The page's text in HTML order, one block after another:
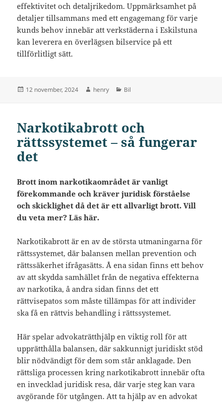
effektivitet och detaljrikedom. Uppmärksamhet på
detaljer tillsammans med ett engagemang för varje
kunds behov innebär att verkstäderna i Eskilstuna
kan leverera en överlägsen bilservice på ett
tillförlitligt sätt.
Postat
12 november, 2024 Författare
henry Kategorier
Bil
Narkotikabrott och
rättssystemet – så fungerar
det
Brott inom narkotikaområdet är vanligt
förekommande och kräver juridisk förståelse
och skicklighet då det är ett allvarligt brott. Vill
du veta mer? Läs här.
Narkotikabrott är en av de största utmaningarna för
rättssystemet, där balansen mellan prevention och
rättssäkerhet ifrågasätts. Å ena sidan finns ett behov
av att skydda samhället från de negativa effekterna
av narkotika, å andra sidan finns det ett
rättvisepatos som måste tillämpas för att individer
ska få en rättvis behandling i rättssystemet.
Här spelar advokaträtthjälp en viktig roll för att
upprätthålla balansen, där sakkunnigt juridiskt stöd
blir nödvändigt för dem som står anklagade. Den
rättsliga processen kring narkotikabrott innebär ofta
en invecklad juridisk resa, där varje steg kan vara
avgörande för utgången. Att ta hjälp av en advokat